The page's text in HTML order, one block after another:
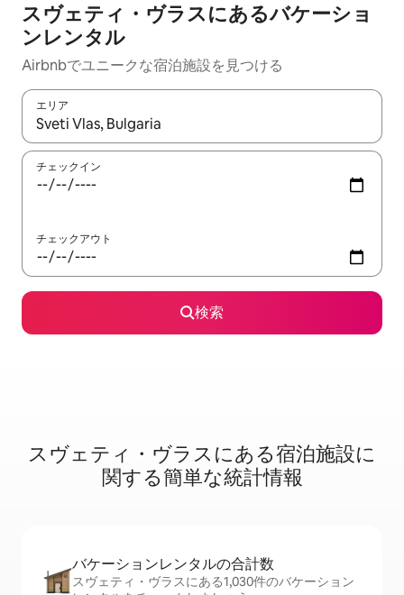
スヴェティ・ヴラスにあるバケーショ
ンレンタル
Airbnbでユニークな宿泊施設を見つける
エリア
検索結果が表示されたら、上下の矢印キーを使って移動するか
チェックイン
チェックアウト
検索
スヴェティ・ヴラスに⁠あ⁠る宿⁠泊⁠施⁠設⁠に
関⁠す⁠る簡⁠単⁠な統⁠計⁠情⁠報
バケーションレ⁠ン⁠タ⁠ル⁠の合⁠計⁠数
スヴェティ・ヴラスにある1,030件のバケーション